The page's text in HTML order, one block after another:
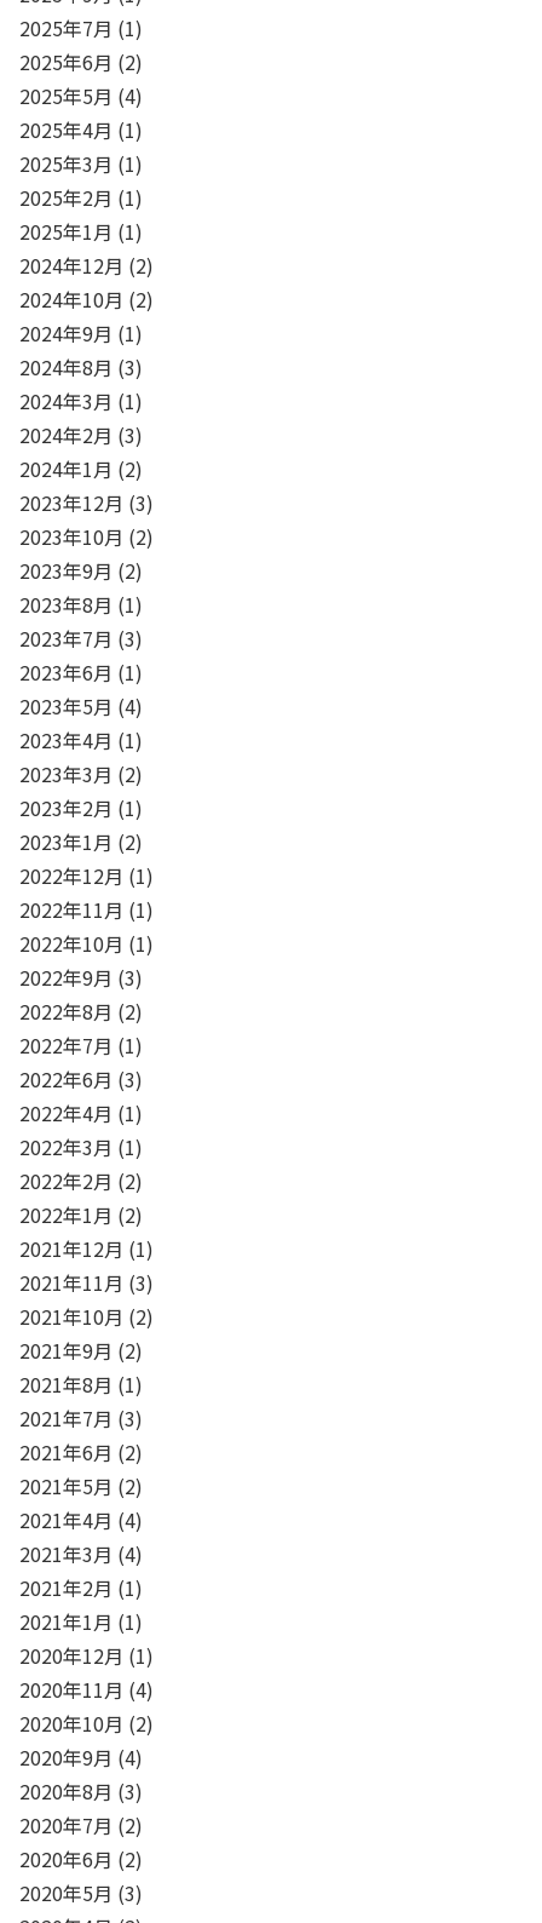
2025年7月 (1)
2025年6月 (2)
2025年5月 (4)
2025年4月 (1)
2025年3月 (1)
2025年2月 (1)
2025年1月 (1)
2024年12月 (2)
2024年10月 (2)
2024年9月 (1)
2024年8月 (3)
2024年3月 (1)
2024年2月 (3)
2024年1月 (2)
2023年12月 (3)
2023年10月 (2)
2023年9月 (2)
2023年8月 (1)
2023年7月 (3)
2023年6月 (1)
2023年5月 (4)
2023年4月 (1)
2023年3月 (2)
2023年2月 (1)
2023年1月 (2)
2022年12月 (1)
2022年11月 (1)
2022年10月 (1)
2022年9月 (3)
2022年8月 (2)
2022年7月 (1)
2022年6月 (3)
2022年4月 (1)
2022年3月 (1)
2022年2月 (2)
2022年1月 (2)
2021年12月 (1)
2021年11月 (3)
2021年10月 (2)
2021年9月 (2)
2021年8月 (1)
2021年7月 (3)
2021年6月 (2)
2021年5月 (2)
2021年4月 (4)
2021年3月 (4)
2021年2月 (1)
2021年1月 (1)
2020年12月 (1)
2020年11月 (4)
2020年10月 (2)
2020年9月 (4)
2020年8月 (3)
2020年7月 (2)
2020年6月 (2)
2020年5月 (3)